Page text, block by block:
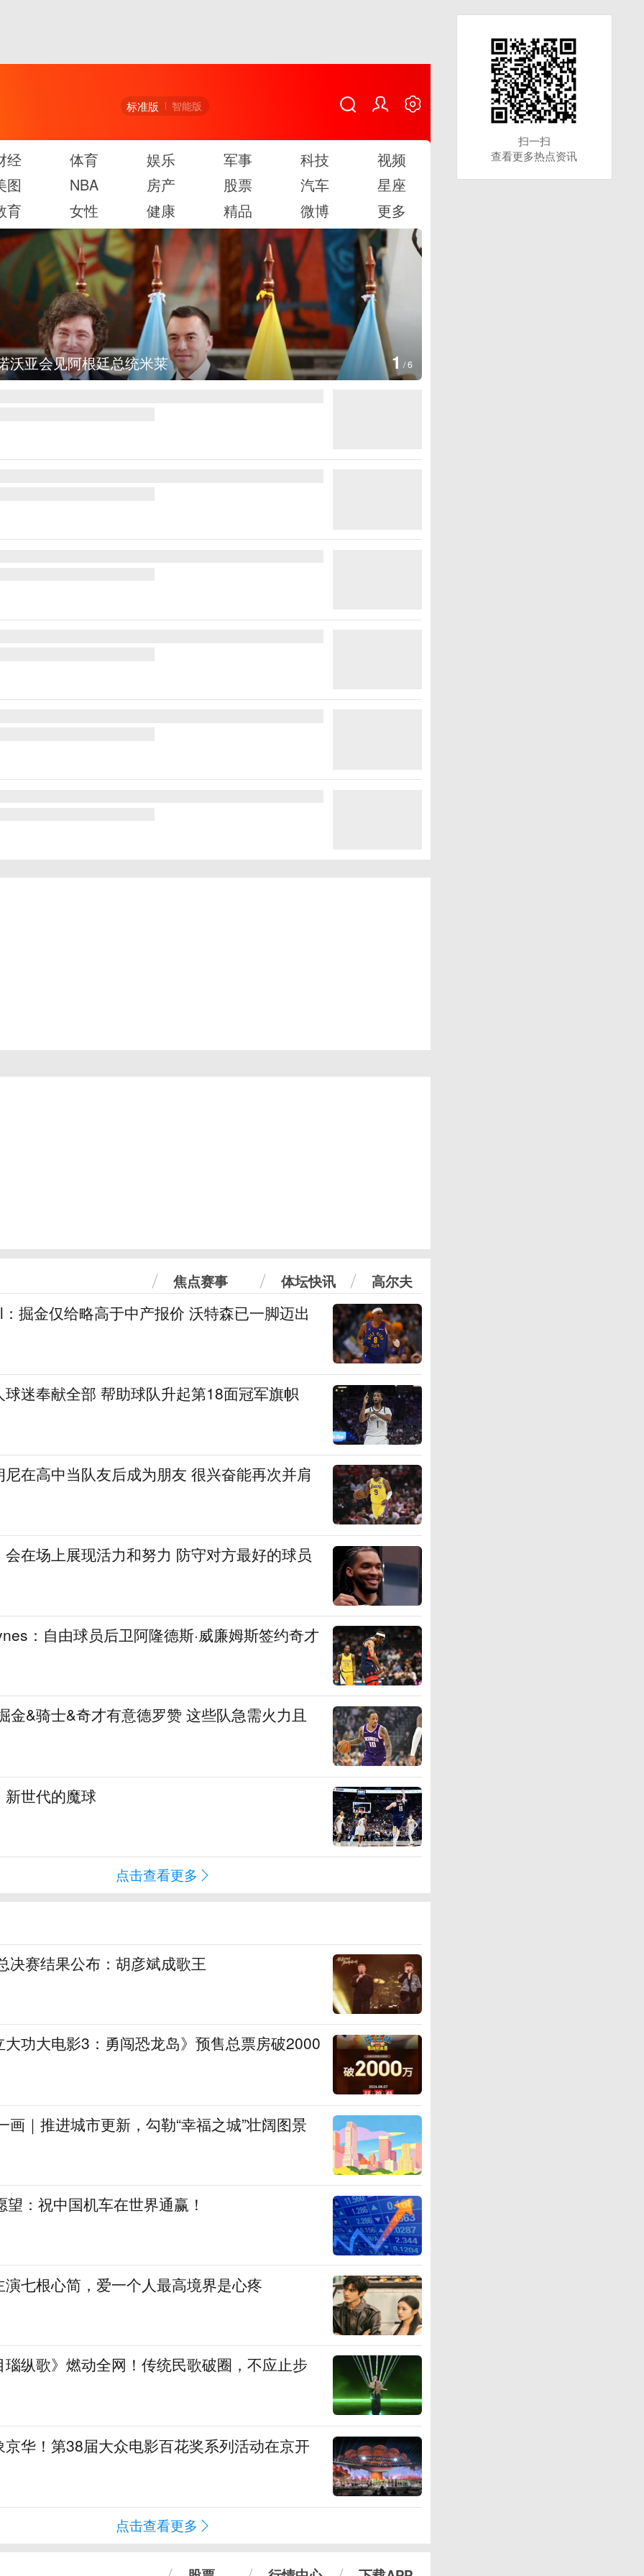
标准版 智能版
经 体育 娱乐 军事 科技
视频
图
NBA 房产 股票 汽车
星座
育
女性 健康 精品 微博 更多
沃亚会见阿根廷总统米莱 1 /6
焦点赛事 体坛快讯 高尔夫
掘金仅给略高于中产报价 沃特森已一脚迈出
迷奉献全部 帮助球队升起第18面冠军旗帜
在高中当队友后成为朋友 很兴奋能再次并肩
在场上展现活力和努力 防守对方最好的球员
：自由球员后卫阿隆德斯·威廉姆斯签约奇才
金&骑士&奇才有意德罗赞 这些队急需火力且
世代的魔球
点击查看更多
决赛结果公布：胡彦斌成歌王
功大电影3：勇闯恐龙岛》预售总票房破2000
画｜推进城市更新，勾勒“幸福之城”壮阔图景
：祝中国机车在世界通赢！
七根心简，爱一个人最高境界是心疼
纵歌》燃动全网！传统民歌破圈，不应止步
华！第38届大众电影百花奖系列活动在京开
点击查看更多
扫一扫
查看更多热点资讯
扫一扫
查看更多热点资讯